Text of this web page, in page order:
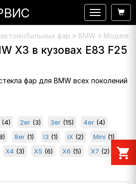
фар » BMW » Модель :
X3 в кузовах E83 F25
фар для BMW всех поколений
(4) 2er (3) 3er (15) 4er (4)
8er (1) I3 (1) iX (2) Mini (1)
X4 (3) X5 (6) X6 (5) X7 (2)
Навигация
shopping_cart